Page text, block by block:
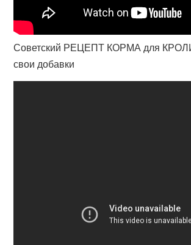
Советский РЕЦЕПТ КОРМА для
свои добавки